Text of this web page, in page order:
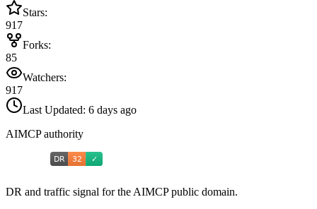
Stars:
917
Forks:
85
Watchers:
917
Last Updated: 6 days ago
AIMCP authority
DR and traffic signal for the AIMCP public domain.